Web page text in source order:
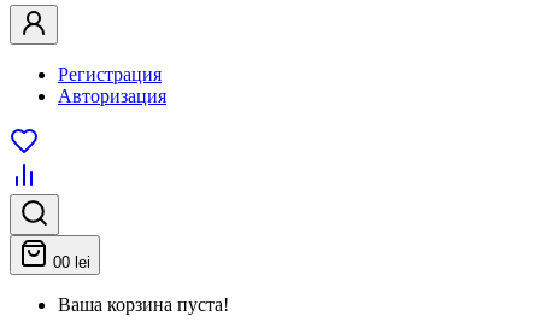
Регистрация
Авторизация
00 lei
Ваша корзина пуста!